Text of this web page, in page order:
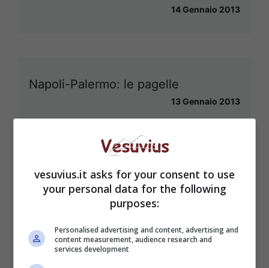
14 Gennaio 2013
Napoli-Palermo: le pagelle
13 Gennaio 2013
Serie A, Napoli-Palermo: le probabili
formazioni
vesuvius.it asks for your consent to use
your personal data for the following
purposes:
Personalised advertising and content, advertising and
content measurement, audience research and
services development